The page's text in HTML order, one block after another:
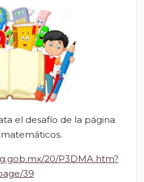
el desafío de la página
20/P3DMA.htm?
39